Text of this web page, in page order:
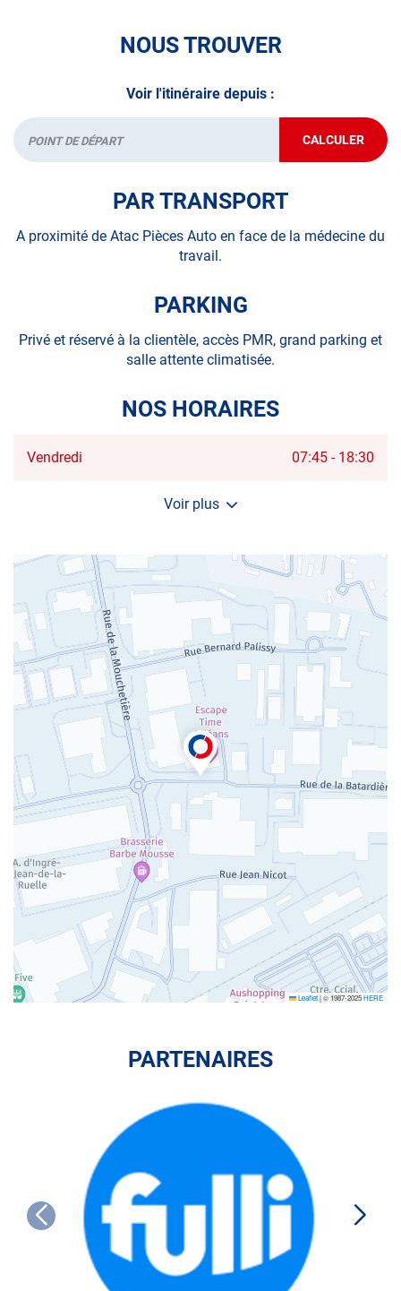
NOUS TROUVER
Voir l'itinéraire depuis :
Départ CALCULER
JUSQU'AU
POINT
JEAN-
DE-
PAR TRANSPORT
A proximité de Atac Pièces Auto en face de la médecine du
travail.
PARKING
Privé et réservé à la clientèle, accès PMR, grand parking et
salle attente climatisée.
NOS HORAIRES
Horaires
Vendredi 07:45 - 18:30
Voir plus
et
d'ouverture
du
centre
AUTOSUR
SAINT-
JEAN-
DE-
RUELLE
Leaflet|© 1987-2025HERE
PARTENAIRES